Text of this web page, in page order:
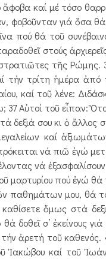
καί μέ τόσο
γιά ὅσα θά
πού θά τοῦ
στούς
τῆς Ρώμης.
τήν τρίτη ἡμέρα
καί τοῦ λένε:
Αὐτοί τοῦ εἶπαν:
δεξιά σου κι ὁ ἄλλος
καί
νά πιῶ ἐγώ
νά
πού ἐγώ θά
μου, θά τό
ὅμως στά
σ’ ἐκείνους γιά
ἀρε­τή τοῦ
καί τοῦ